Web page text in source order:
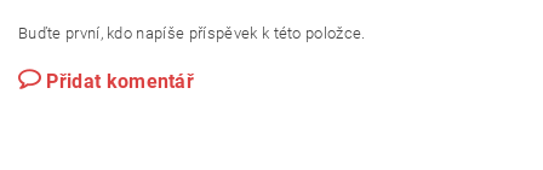
Buďte první, kdo napíše příspěvek k této položce.
Přidat komentář